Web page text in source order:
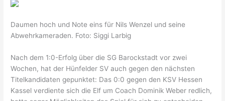
Daumen hoch und Note eins für Nils Wenzel und seine
Abwehrkameraden. Foto: Siggi Larbig
Nach dem 1:0-Erfolg über die SG Barockstadt vor zwei
Wochen, hat der Hünfelder SV auch gegen den nächsten
Titelkandidaten gepunktet: Das 0:0 gegen den KSV Hessen
Kassel verdiente sich die Elf um Coach Dominik Weber redlich,